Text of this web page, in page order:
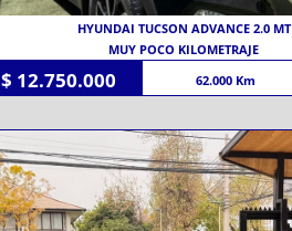
HYUNDAI TUCSON ADVANCE 2.0 MT
MUY POCO KILOMETRAJE
$ 12.750.000 62.000 Km